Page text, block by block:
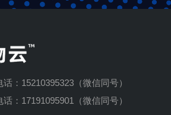
：15210395323（微信同号）
：17191095901（微信同号）